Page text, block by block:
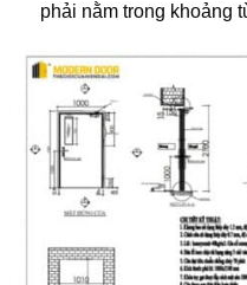
phải nằm trong khoảng